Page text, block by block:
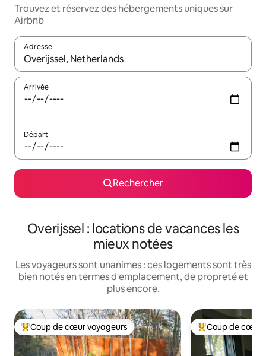
Trouvez et réservez des hébergements uniques sur
Airbnb
Adresse
Lorsque les résultats s'affichent, utilisez les flèches vers le
Arrivée
Départ
Rechercher
Overijssel : locations de vacances les
mieux notées
Les voyageurs sont unanimes : ces logements sont très
bien notés en termes d'emplacement, de propreté et
plus encore.
Coups de cœur voyageurs les plus appréciés
Coup de cœur voyageurs Coups de cœur
Coup de cœur